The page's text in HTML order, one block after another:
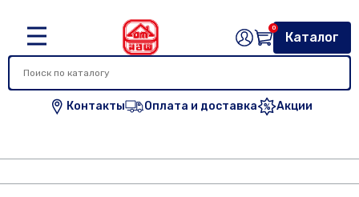
Контакты Оплата и доставка Акции
Каталог
0